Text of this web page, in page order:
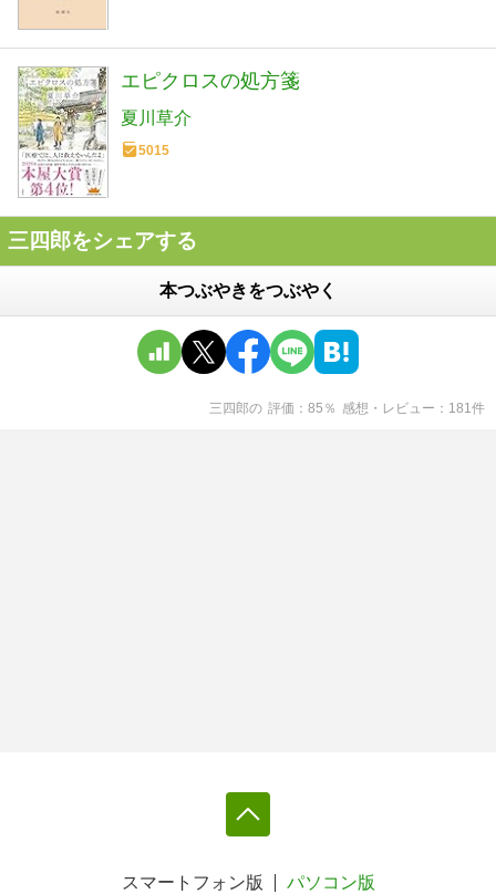
エピクロスの処方箋
夏川草介
5015
三四郎をシェアする
本つぶやきをつぶやく
三四郎の 評価 85 ％ 感想・レビュー 181件
スマートフォン版 パソコン版